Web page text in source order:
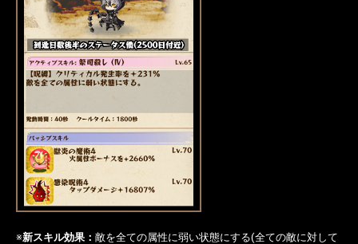
※新スキル効果： 敵を全ての属性に弱い状態にする(全ての敵に対して